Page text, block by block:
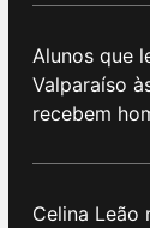
Alunos que
Valparaíso
recebem
Celina Leão